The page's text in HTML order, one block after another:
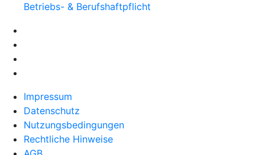
Betriebs- & Berufshaftpflicht
Impressum
Datenschutz
Nutzungsbedingungen
Rechtliche Hinweise